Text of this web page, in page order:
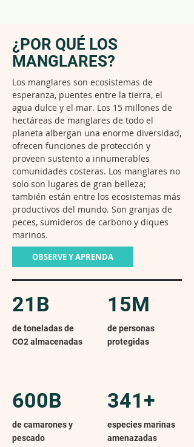
¿POR QUÉ LOS
MANGLARES?
Los manglares son ecosistemas de
esperanza, puentes entre la tierra, el
agua dulce y el mar. Los 15 millones de
hectáreas de manglares de todo el
planeta albergan una enorme diversidad,
ofrecen funciones de protección y
proveen sustento a innumerables
comunidades costeras. Los manglares no
solo son lugares de gran belleza;
también están entre los ecosistemas más
productivos del mundo. Son granjas de
peces, sumideros de carbono y diques
marinos.
OBSERVE Y APRENDA
21B
de toneladas de
CO2 almacenadas
15M
de personas
protegidas
600B
de camarones y
pescado
341+
especies marinas
amenazadas